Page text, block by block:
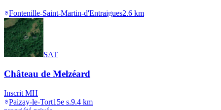
Fontenille-Saint-Martin-d'Entraigues2.6 km
SAT
Château de Melzéard
Inscrit MH
Paizay-le-Tort15e s.9.4 km